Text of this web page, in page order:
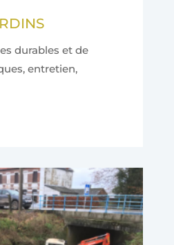
durables et de
entretien,